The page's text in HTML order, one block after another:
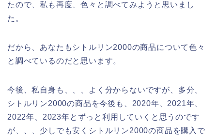
たので、私も再度、色々と調べてみようと思いまし
た。
だから、あなたもシトルリン2000の商品について色々
と調べているのだと思います。
今後、私自身も、、、よく分からないですが、多分、
シトルリン2000の商品を今後も、2020年、2021年、
2022年、2023年とずっと利用していくと思うのです
が、、、少しでも安くシトルリン2000の商品を購入で